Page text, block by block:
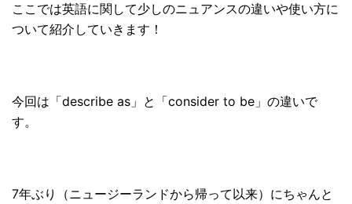
ここでは英語に関して少しのニュアンスの違いや使い方に
ついて紹介していきます！
今回は「describe as」と「consider to be」の違いで
す。
7年ぶり（ニュージーランドから帰って以来）にちゃんと